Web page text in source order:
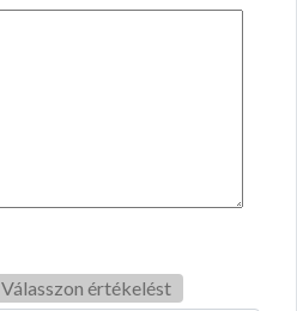
Válasszon értékelést